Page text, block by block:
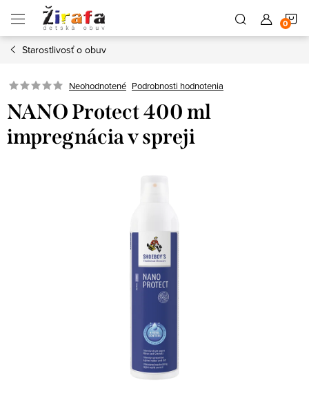
obsah
Starostlivosť o obuv
Neohodnotené Podrobnosti hodnotenia
NANO Protect 400 ml
impregnácia v spreji